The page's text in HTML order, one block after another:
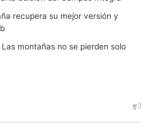
recupera su mejor versión y
montañas no se pierden solo